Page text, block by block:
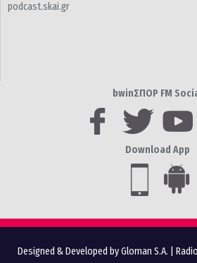
podcast.skai.gr
bwinΣΠΟΡ FM
Download App
Designed & Developed by Gloman S.A.